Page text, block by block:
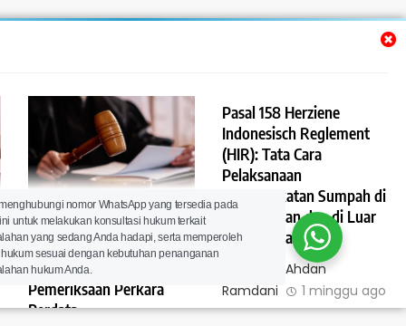
Pasal 159 Herziene
Indonesisch Reglement
(HIR): Penundaan
Persidangan dalam
Pemeriksaan Perkara
Perdata
Pasal 158 Herziene
Indonesisch Reglement
(HIR): Tata Cara
Pelaksanaan
Pengangkatan Sumpah di
Persidangan dan di Luar
Persidangan
Lawyer Ahdan
Ramdani
1 minggu ago
0
nomor WhatsApp yang tersedia pada
untuk melakukan konsultasi hukum terkait
yang sedang Anda hadapi, serta memperoleh
sesuai dengan kebutuhan penanganan
hukum Anda.